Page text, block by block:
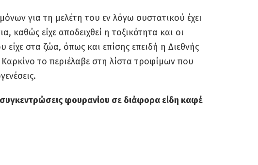
για τη μελέτη του εν λόγω συστατικού έχει
καθώς είχε αποδειχθεί η τοξικότητα και οι
είχε στα ζώα, όπως και επίσης επειδή η Διεθνής
το περιέλαβε στη λίστα τροφίμων που
συγκεντρώσεις φουρανίου σε διάφορα είδη καφέ